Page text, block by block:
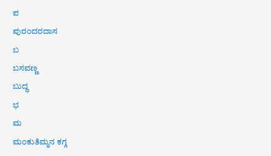
ಪ
ಪುರಂದರದಾಸ
ಬ
ಬಸವಣ್ಣ
ಬುದ್ಧ
ಭ
ಮ
ಮಂಕುತಿಮ್ಮನ ಕಗ್ಗ